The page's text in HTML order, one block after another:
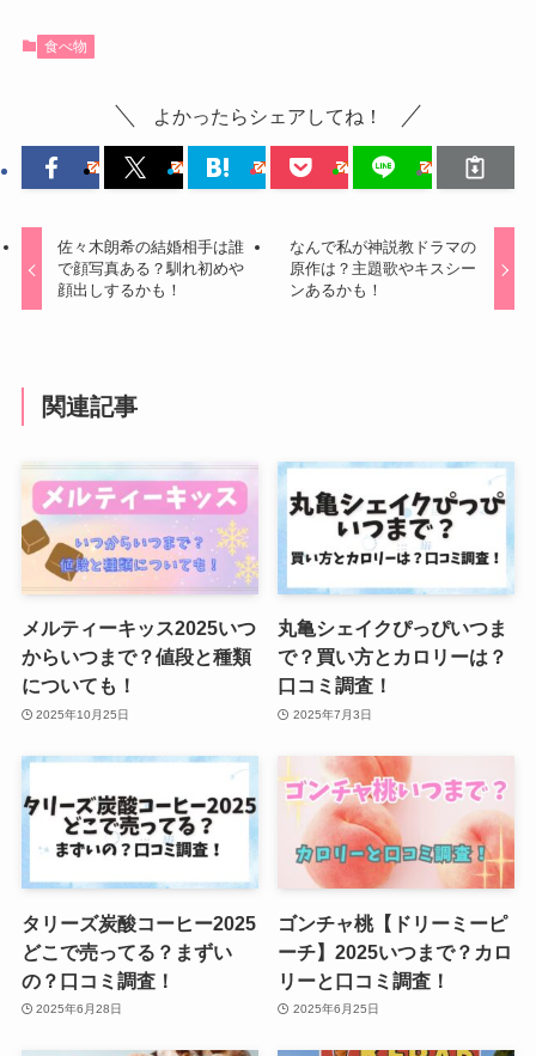
食べ物
よかったらシェアしてね！
佐々木朗希の結婚相手は誰
で顔写真ある？馴れ初めや
顔出しするかも！
なんで私が神説教ドラマの
原作は？主題歌やキスシー
ンあるかも！
関連記事
メルティーキッス2025いつ
からいつまで？値段と種類
についても！
2025年10月25日
丸亀シェイクぴっぴいつま
で？買い方とカロリーは？
口コミ調査！
2025年7月3日
タリーズ炭酸コーヒー2025
どこで売ってる？まずい
の？口コミ調査！
2025年6月28日
ゴンチャ桃【ドリーミーピ
ーチ】2025いつまで？カロ
リーと口コミ調査！
2025年6月25日